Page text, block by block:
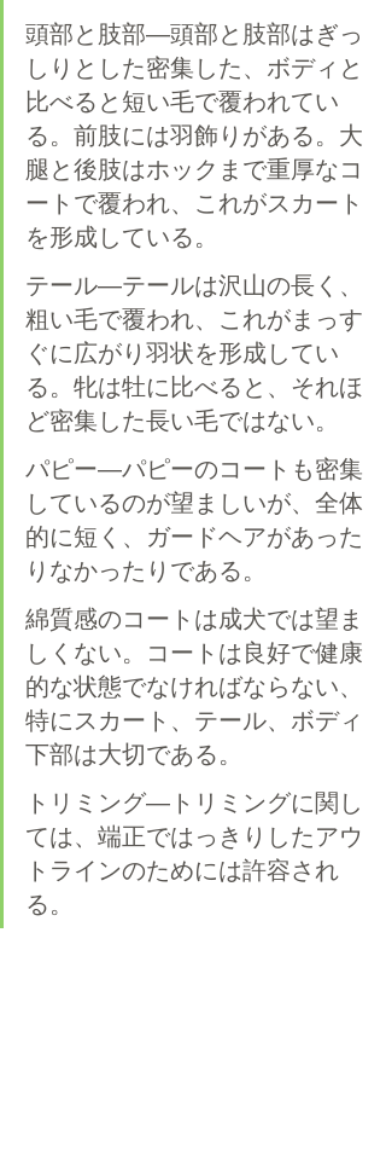
頭部と肢部―頭部と肢部はぎっ
しりとした密集した、ボディと
比べると短い毛で覆われてい
る。前肢には羽飾りがある。大
腿と後肢はホックまで重厚なコ
ートで覆われ、これがスカート
を形成している。
テール―テールは沢山の長く、
粗い毛で覆われ、これがまっす
ぐに広がり羽状を形成してい
る。牝は牡に比べると、それほ
ど密集した長い毛ではない。
パピー―パピーのコートも密集
しているのが望ましいが、全体
的に短く、ガードヘアがあった
りなかったりである。
綿質感のコートは成犬では望ま
しくない。コートは良好で健康
的な状態でなければならない、
特にスカート、テール、ボディ
下部は大切である。
トリミング―トリミングに関し
ては、端正ではっきりしたアウ
トラインのためには許容され
る。